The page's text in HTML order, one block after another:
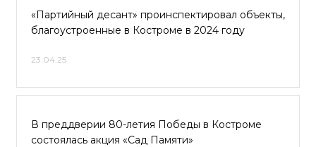
«Партийный десант» проинспектировал объекты,
благоустроенные в Костроме в 2024 году
23.04.25
В преддверии 80-летия Победы в Костроме
состоялась акция «Сад Памяти»